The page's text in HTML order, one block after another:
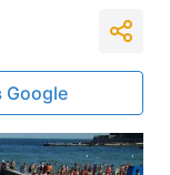
Google